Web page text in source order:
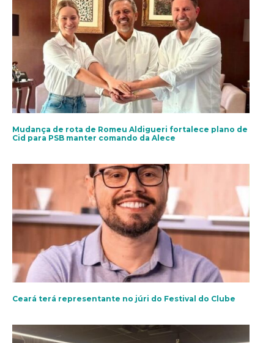
Mudança de rota de Romeu Aldigueri fortalece plano de
Cid para PSB manter comando da Alece
Ceará terá representante no júri do Festival do Clube